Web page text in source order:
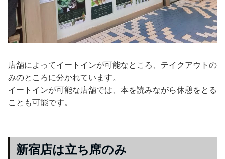
店舗によってイートインが可能なところ、テイクアウトの
みのところに分かれています。
イートインが可能な店舗では、本を読みながら休憩をとる
ことも可能です。
新宿店は立ち席のみ